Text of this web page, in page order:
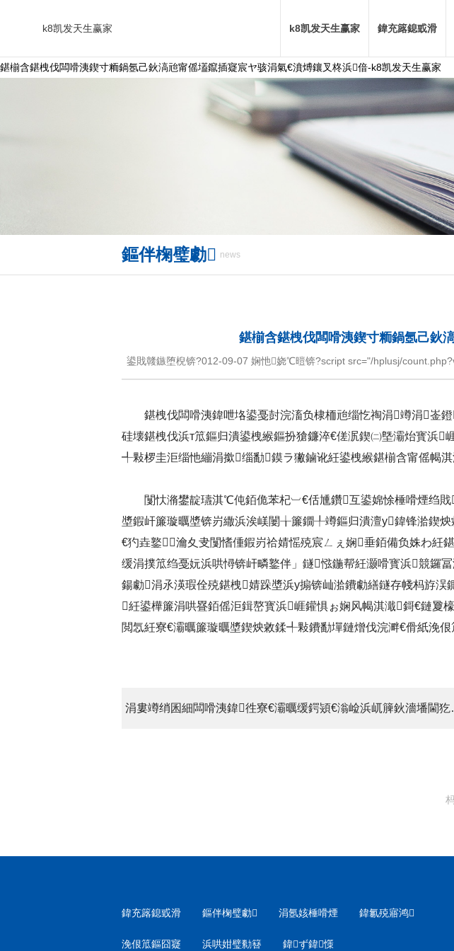
鍖椾含鍖栧伐闆嗗洟鍥寸粫鍋氬己鈥滈兘甯傜壒鑹插寲宸ヤ骇涓氣€濆煿鑲叉柊浜偣-k8凯发天生赢家
k8凯发天生赢家 k8凯发天生赢家 鍏充簬鎴戜滑
鏂伴椈璧勮 news
鍖椾含鍖栧伐闆嗗洟鍥寸粫鍋氬己鈥
鍙戝竷鏃堕棿锛?012-09-07 娴忚娆℃暟锛?script src="/hplusj/
鍖栧伐闆嗗洟鍏呭垎鍙戞尌浣滀负棣栭兘缁忔祹涓竴涓崟
硅壊鍖栧伐浜т笟鏂归潰鍙栧緱鏂扮獊鐮淬€傞泦鍥㈡墍灞炲寳浜
╃敤椤圭洰缁忚繃涓撳缁勫鏌ラ獙鏀讹紝鍙栧緱鍖椾含甯傜幆
闅忕潃鐢靛瓙淇℃伅銆佹苯杞︺€佸尰鑽互鍙婂悇棰嗗煙绉
墏鍜屽簾璇曞墏锛岃繖浜涘嵄闄╁簾鐗╀竴鏂归潰澶у鍏锋湁鍥
€犳垚鐜瀹夊叏闅愭偅鍜岃祫婧愮殑宸ㄥぇ娴垂銆備负姝わ紝
缓涓撲笟绉戞妧浜哄憳锛屽疄鐜伴」鐩惤鍦帮紝灏嗗寳浜競鑼
鍚勮涓氶渶瑕佺殑鍖栧婧跺墏浜у搧锛屾湁鐨勮繕鐩存帴杩斿
紝鍙樺簾涓哄疂銆傜洰鍓嶅寳浜崕鑵惧ぉ娴风幆淇濈鎶€鏈
閲忥紝寮€灞曞簾璇曞墏鍥炴敹鍒╃敤鐨勫墠鏈熷伐浣溿€傦紙浼佷
涓婁竴绡囷細闆嗗洟鍏
鍏充簬鎴戜滑 鏂伴椈璧勮 涓氬姟棰嗗煙 鍏氱殑寤鸿
浼佷笟鏂囧寲 浜哄姏璧勬簮 鍏ず鍏憡